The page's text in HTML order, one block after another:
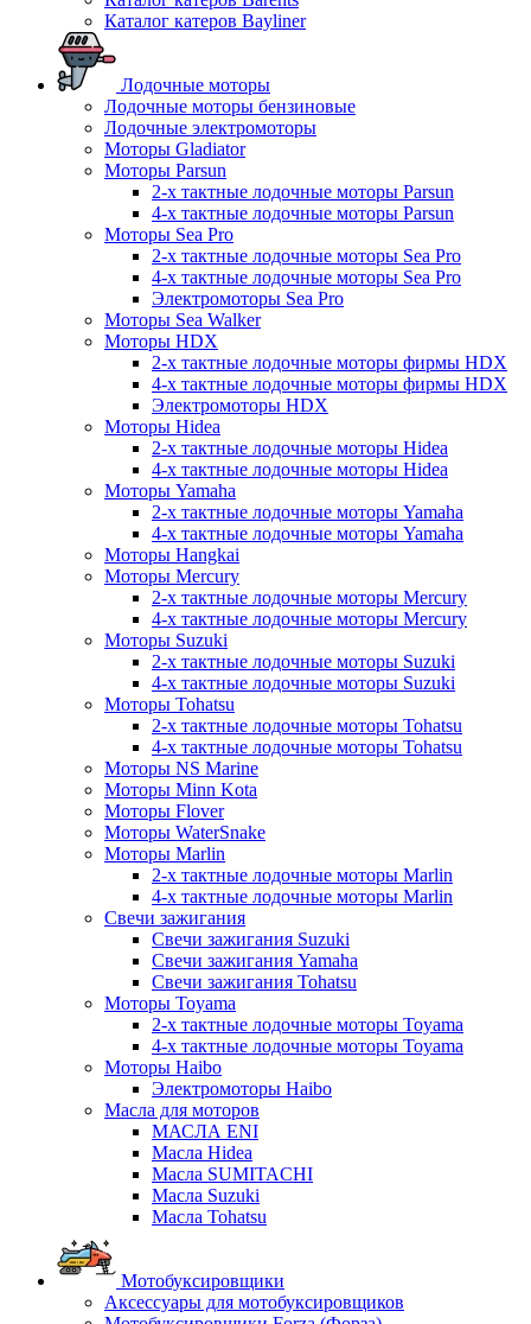
Каталог катеров Bayliner
Лодочные моторы
Лодочные моторы бензиновые
Лодочные электромоторы
Моторы Gladiator
Моторы Parsun
2-х тактные лодочные моторы Parsun
4-х тактные лодочные моторы Parsun
Моторы Sea Pro
2-х тактные лодочные моторы Sea Pro
4-х тактные лодочные моторы Sea Pro
Электромоторы Sea Pro
Моторы Sea Walker
Моторы HDX
2-х тактные лодочные моторы фирмы HDX
4-х тактные лодочные моторы фирмы HDX
Электромоторы HDX
Моторы Hidea
2-х тактные лодочные моторы Hidea
4-х тактные лодочные моторы Hidea
Моторы Yamaha
2-х тактные лодочные моторы Yamaha
4-х тактные лодочные моторы Yamaha
Моторы Hangkai
Моторы Mercury
2-х тактные лодочные моторы Mercury
4-х тактные лодочные моторы Mercury
Моторы Suzuki
2-х тактные лодочные моторы Suzuki
4-х тактные лодочные моторы Suzuki
Моторы Tohatsu
2-х тактные лодочные моторы Tohatsu
4-х тактные лодочные моторы Tohatsu
Моторы NS Marine
Моторы Minn Kota
Моторы Flover
Моторы WaterSnake
Моторы Marlin
2-х тактные лодочные моторы Marlin
4-х тактные лодочные моторы Marlin
Свечи зажигания
Свечи зажигания Suzuki
Свечи зажигания Yamaha
Свечи зажигания Tohatsu
Моторы Toyama
2-х тактные лодочные моторы Toyama
4-х тактные лодочные моторы Toyama
Моторы Haibo
Электромоторы Haibo
Масла для моторов
МАСЛА ENI
Масла Hidea
Масла SUMITACHI
Масла Suzuki
Масла Tohatsu
Мотобуксировщики
Аксессуары для мотобуксировщиков